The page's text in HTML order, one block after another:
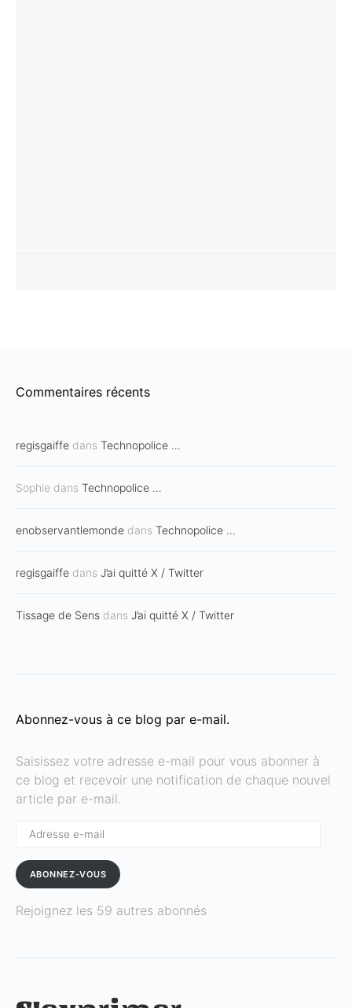
Commentaires récents
regisgaiffe dans Technopolice …
Sophie dans Technopolice …
enobservantlemonde dans Technopolice …
regisgaiffe dans J’ai quitté X / Twitter
Tissage de Sens dans J’ai quitté X / Twitter
Abonnez-vous à ce blog par e-mail.
Saisissez votre adresse e-mail pour vous abonner à
ce blog et recevoir une notification de chaque nouvel
article par e-mail.
ABONNEZ-VOUS
Rejoignez les 59 autres abonnés